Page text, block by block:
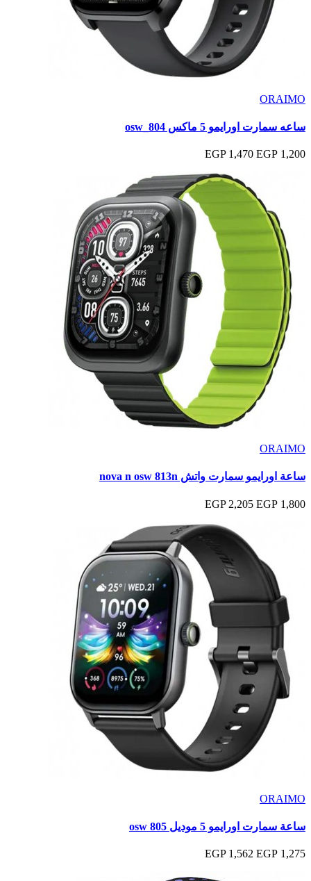
ORAIMO
ساعه سمارت اورايمو 5 ماكس osw_804
1,200 EGP
1,470 EGP
ORAIMO
ساعة اورايمو سمارت واتش nova n osw 813n
1,800 EGP
2,205 EGP
ORAIMO
ساعة سمارت اورايمو 5 موديل osw 805
1,275 EGP
1,562 EGP